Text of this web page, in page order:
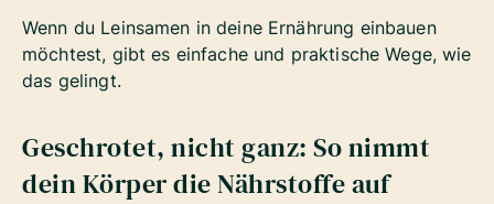
Wenn du Leinsamen in deine Ernährung einbauen
möchtest, gibt es einfache und praktische Wege, wie
das gelingt.
Geschrotet, nicht ganz: So nimmt
dein Körper die Nährstoffe auf